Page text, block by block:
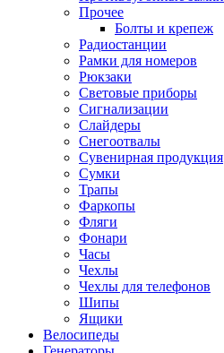
Прочее
Болты и крепеж
Радиостанции
Рамки для номеров
Рюкзаки
Световые приборы
Сигнализации
Слайдеры
Снегоотвалы
Сувенирная продукция
Сумки
Трапы
Фаркопы
Фляги
Фонари
Часы
Чехлы
Чехлы для телефонов
Шипы
Ящики
Велосипеды